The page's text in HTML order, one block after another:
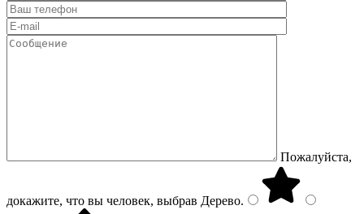
Пожалуйста,
докажите, что вы человек, выбрав Дерево.